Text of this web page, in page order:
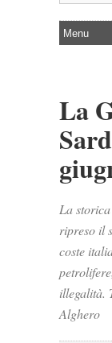
La
La
ripreso il
coste
illegalità.
Alghero